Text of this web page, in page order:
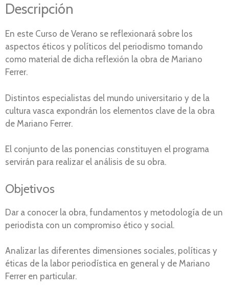
Descripción
En este Curso de Verano se reflexionará sobre los
aspectos éticos y políticos del periodismo tomando
como material de dicha reflexión la obra de Mariano
Ferrer.
Distintos especialistas del mundo universitario y de la
cultura vasca expondrán los elementos clave de la obra
de Mariano Ferrer.
El conjunto de las ponencias constituyen el programa
servirán para realizar el análisis de su obra.
Objetivos
Dar a conocer la obra, fundamentos y metodología de un
periodista con un compromiso ético y social.
Analizar las diferentes dimensiones sociales, políticas y
éticas de la labor periodística en general y de Mariano
Ferrer en particular.